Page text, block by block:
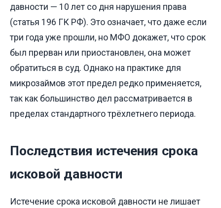
давности — 10 лет со дня нарушения права
(статья 196 ГК РФ). Это означает, что даже если
три года уже прошли, но МФО докажет, что срок
был прерван или приостановлен, она может
обратиться в суд. Однако на практике для
микрозаймов этот предел редко применяется,
так как большинство дел рассматривается в
пределах стандартного трёхлетнего периода.
Последствия истечения срока
исковой давности
Истечение срока исковой давности не лишает